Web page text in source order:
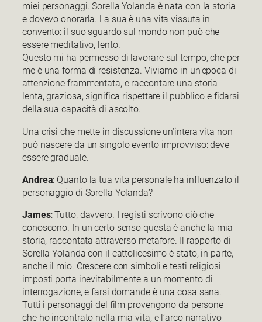
miei personaggi. Sorella Yolanda è nata con la storia
e dovevo onorarla. La sua è una vita vissuta in
convento: il suo sguardo sul mondo non può che
essere meditativo, lento.
Questo mi ha permesso di lavorare sul tempo, che per
me è una forma di resistenza. Viviamo in un’epoca di
attenzione frammentata, e raccontare una storia
lenta, graziosa, significa rispettare il pubblico e fidarsi
della sua capacità di ascolto.
Una crisi che mette in discussione un’intera vita non
può nascere da un singolo evento improvviso: deve
essere graduale.
Andrea: Quanto la tua vita personale ha influenzato il
personaggio di Sorella Yolanda?
James: Tutto, davvero. I registi scrivono ciò che
conoscono. In un certo senso questa è anche la mia
storia, raccontata attraverso metafore. Il rapporto di
Sorella Yolanda con il cattolicesimo è stato, in parte,
anche il mio. Crescere con simboli e testi religiosi
imposti porta inevitabilmente a un momento di
interrogazione, e farsi domande è una cosa sana.
Tutti i personaggi del film provengono da persone
che ho incontrato nella mia vita, e l’arco narrativo